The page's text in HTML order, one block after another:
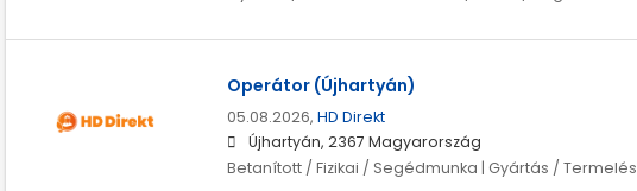
Operátor (Újhartyán)
05.08.2026, HD Direkt
Újhartyán, 2367 Magyarország
Betanított / Fizikai / Segédmunka | Gyártás / Termelés